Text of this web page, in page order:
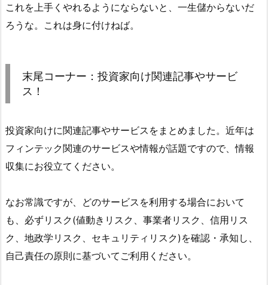
これを上手くやれるようにならないと、一生儲からないだ
ろうな。これは身に付けねば。
末尾コーナー：投資家向け関連記事やサービ
ス！
投資家向けに関連記事やサービスをまとめました。近年は
フィンテック関連のサービスや情報が話題ですので、情報
収集にお役立てください。
なお常識ですが、どのサービスを利用する場合において
も、必ずリスク(値動きリスク、事業者リスク、信用リス
ク、地政学リスク、セキュリティリスク)を確認・承知し、
自己責任の原則に基づいてご利用ください。